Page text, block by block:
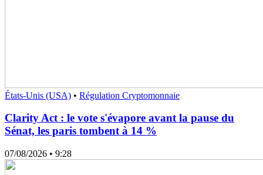
États-Unis (USA) • Régulation Cryptomonnaie
Clarity Act : le vote s'évapore avant la pause du
Sénat, les paris tombent à 14 %
07/08/2026 • 9:28